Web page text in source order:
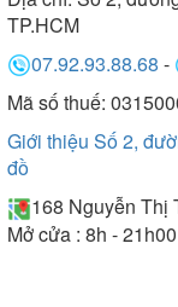
TP.HCM
07.92.93.88.68 -
Mã số thuế:
Giới thiệu Số 2,
đồ
168 Nguyễn Thị
Mở cửa : 8h -